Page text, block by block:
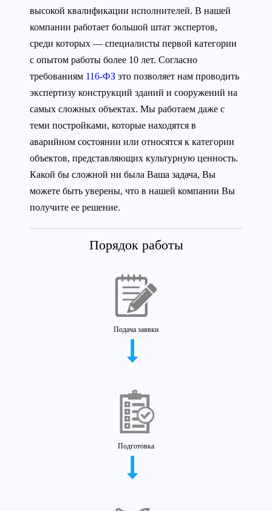
высокой квалификации исполнителей. В нашей
компании работает большой штат экспертов,
среди которых — специалисты первой категории
с опытом работы более 10 лет. Согласно
требованиям 116-ФЗ это позволяет нам проводить
экспертизу конструкций зданий и сооружений на
самых сложных объектах. Мы работаем даже с
теми постройками, которые находятся в
аварийном состоянии или относятся к категории
объектов, представляющих культурную ценность.
Какой бы сложной ни была Ваша задача, Вы
можете быть уверены, что в нашей компании Вы
получите ее решение.
Порядок работы
Подача заявки
Подготовка